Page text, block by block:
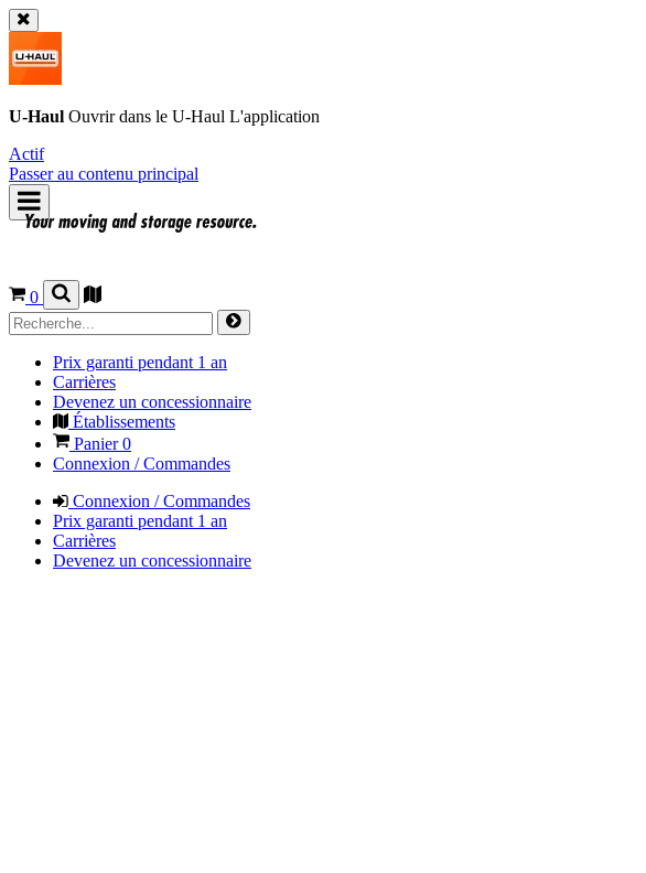
U-Haul Ouvrir dans le U-Haul L'application
Actif
Passer au contenu principal
0
Prix garanti pendant 1 an
Carrières
Devenez un concessionnaire
Établissements
Panier0
Connexion / Commandes
Connexion / Commandes
Prix garanti pendant 1 an
Carrières
Devenez un concessionnaire